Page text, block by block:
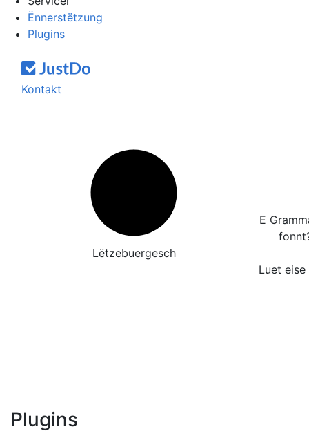
Ënnerstëtzung
Plugins
Kontakt
Lëtzebuergesch
E
Luet
Plugins